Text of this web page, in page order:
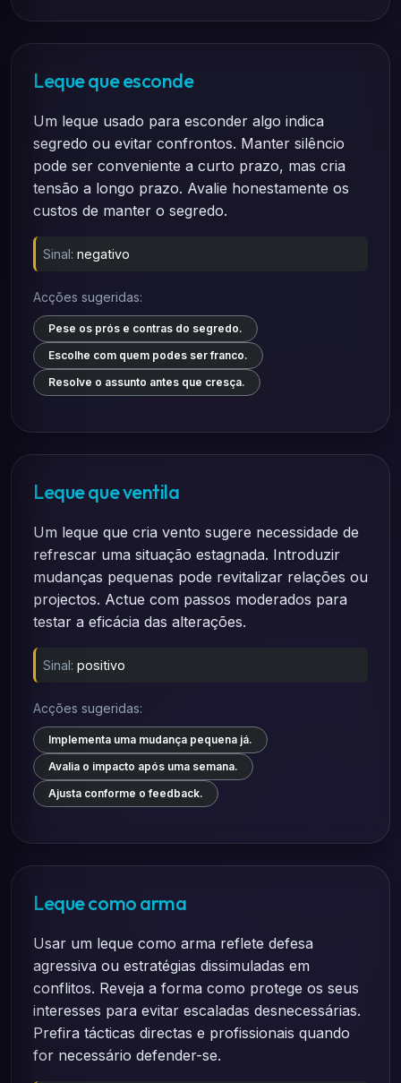
Leque que esconde
Um leque usado para esconder algo indica
segredo ou evitar confrontos. Manter silêncio
pode ser conveniente a curto prazo, mas cria
tensão a longo prazo. Avalie honestamente os
custos de manter o segredo.
Sinal: negativo
Acções sugeridas:
Pese os prós e contras do segredo.
Escolhe com quem podes ser franco.
Resolve o assunto antes que cresça.
Leque que ventila
Um leque que cria vento sugere necessidade de
refrescar uma situação estagnada. Introduzir
mudanças pequenas pode revitalizar relações ou
projectos. Actue com passos moderados para
testar a eficácia das alterações.
Sinal: positivo
Acções sugeridas:
Implementa uma mudança pequena já.
Avalia o impacto após uma semana.
Ajusta conforme o feedback.
Leque como arma
Usar um leque como arma reflete defesa
agressiva ou estratégias dissimuladas em
conflitos. Reveja a forma como protege os seus
interesses para evitar escaladas desnecessárias.
Prefira tácticas directas e profissionais quando
for necessário defender-se.